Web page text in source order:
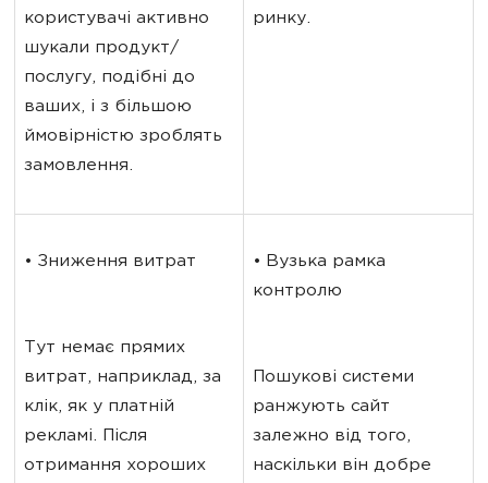
користувачі активно
шукали продукт/
послугу, подібні до
ваших, і з більшою
ймовірністю зроблять
замовлення.
ринку.
• Зниження витрат
Тут немає прямих
витрат, наприклад, за
клік, як у платній
рекламі. Після
отримання хороших
• Вузька рамка
контролю
Пошукові системи
ранжують сайт
залежно від того,
наскільки він добре